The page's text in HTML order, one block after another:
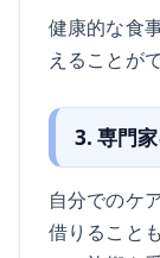
健康的な食
えることが
3. 専門
自分でのケ
借りること